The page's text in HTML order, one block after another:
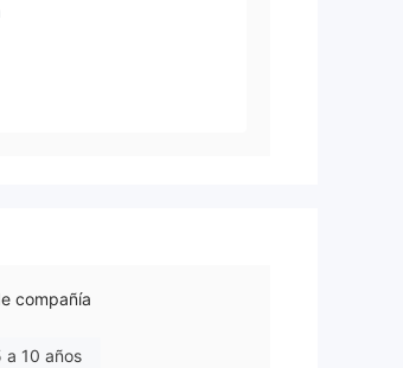
compañía
a 10 años